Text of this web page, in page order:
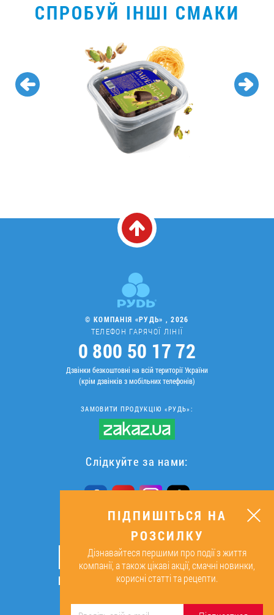
СПРОБУЙ ІНШІ СМАКИ
© КОМПАНІЯ «РУДЬ» , 2026
ТЕЛЕФОН ГАРЯЧОЇ ЛІНІЇ
0 800 50 17 72
Дзвінки безкоштовні на всій території України
(крім дзвінків з мобільних телефонів)
ЗАМОВИТИ ПРОДУКЦІЮ «РУДЬ»:
Слідкуйте за нами:
ПІДПИШІТЬСЯ НА РОЗСИЛКУ
ОК
Підписуючись, я даю згоду на
ПІДПИШІТЬСЯ НА
РОЗСИЛКУ
Дізнавайтеся першими про події з життя
компанії, а також цікаві акції, смачні новинки,
корисні статті та рецепти.